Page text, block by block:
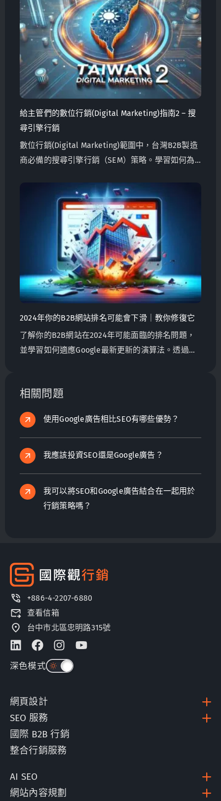
給主管們的數位行銷(Digital Marketing)指南2 – 搜
尋引擎行銷
數位行銷(Digital Marketing)範圍中，台灣B2B製造
商必備的搜尋引擎行銷（SEM）策略。學習如何為
利用Google Analytics和Search Console進行數據驅
動的決策。
2024年你的B2B網站排名可能會下滑｜教你修復它
了解你的B2B網站在2024年可能面臨的排名問題，
並學習如何適應Google最新更新的演算法。透過專
你的數位行銷以超越競爭對手。
相關問題
使用Google廣告相比SEO有哪些優勢？
我應該投資SEO還是Google廣告？
我可以將SEO和Google廣告結合在一起用於
行銷策略嗎？
+886-4-2207-6880
查看信箱
台中市北區忠明路315號
深色模式
網頁設計
SEO 服務
國際 B2B 行銷
整合行銷服務
AI SEO
網站內容規劃